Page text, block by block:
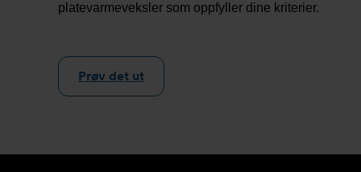
platevarmeveksler som oppfyller dine kriterier.
Prøv det ut